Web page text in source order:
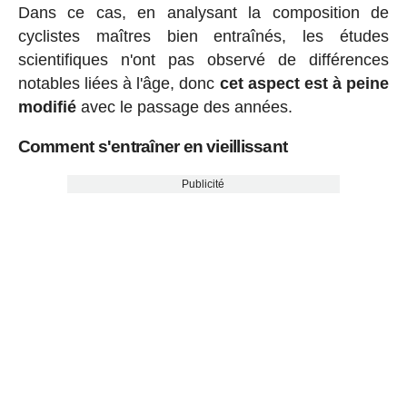
Dans ce cas, en analysant la composition de
cyclistes maîtres bien entraînés, les études
scientifiques n'ont pas observé de différences
notables liées à l'âge, donc cet aspect est à peine
modifiéavec le passage des années.
Comment s'entraîner en vieillissant
Publicité